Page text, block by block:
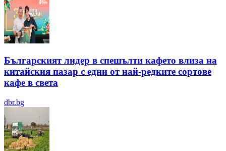
Българският лидер в спешълти кафето влиза на
китайския пазар с едни от най-редките сортове
кафе в света
dbr.bg